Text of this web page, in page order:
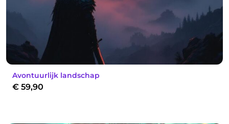
Avontuurlijk landschap
€ 59,90